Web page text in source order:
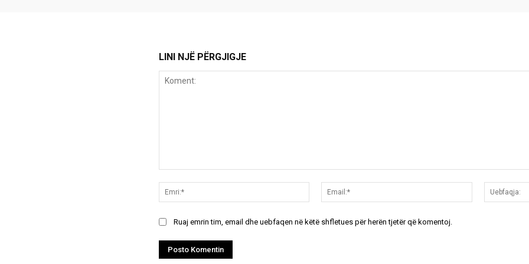
LINI NJË PËRGJIGJE
Emri:*
Email:*
Ruaj emrin tim, email dhe uebfaqen në këtë shfletues për herën tjetër që komentoj.